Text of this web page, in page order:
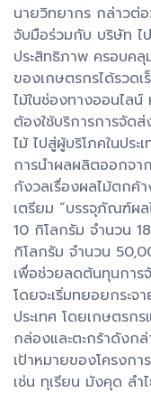
นายวิทยากร กล่าวต่อ
จับมือร่วมกับ บริษัท
ประสิทธิภาพ ครอบคลุ
ของเกษตรกรได้รวด
ไม้ในช่องทางออนไล
ต้องใช้บริการการจัด
ไม้ ไปสู่ผู้บริโภคในประ
การนำผลผลิตออกจา
กังวลเรื่องผลไม้ตกค้
เตรียม “บรรจุภัณฑ์ผ
10 กิโลกรัม จำนวน
กิโลกรัม จำนวน
เพื่อช่วยลดต้นทุนการ
โดยจะเริ่มทยอยกระ
ประเทศ โดยเกษตรก
กล่องและตะกร้าดังก
เป้าหมายของโครงก
เช่น ทุเรียน มังคุด ลำ